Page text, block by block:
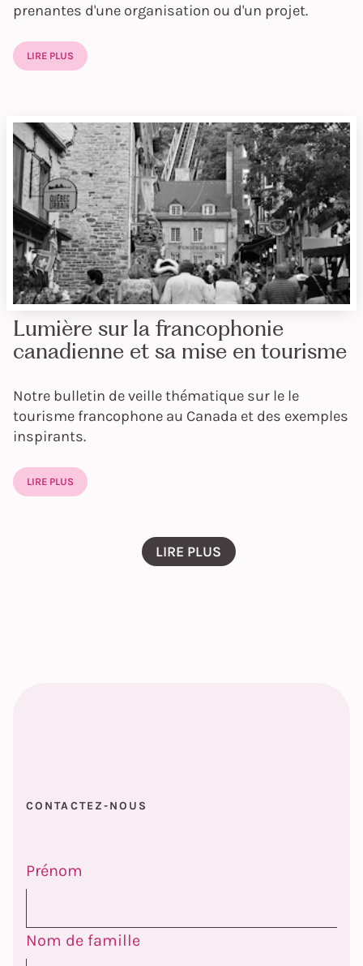
prenantes d'une organisation ou d'un projet.
LIRE PLUS
Lumière sur la francophonie
canadienne et sa mise en tourisme
Notre bulletin de veille thématique sur le le
tourisme francophone au Canada et des exemples
inspirants.
LIRE PLUS
LIRE PLUS
CONTACTEZ-NOUS
Prénom
Nom de famille